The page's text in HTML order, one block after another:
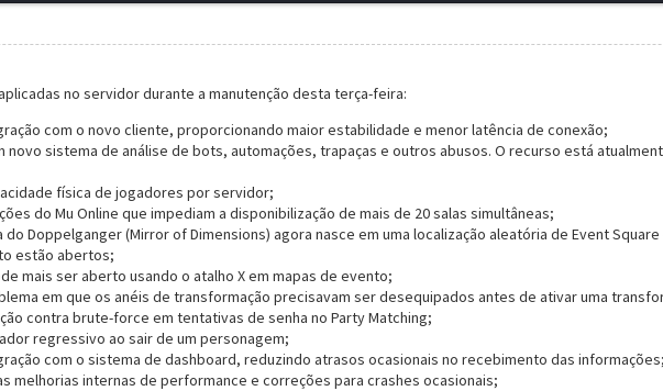
no servidor durante a manutenção desta terça-feira:
com o novo cliente, proporcionando maior estabilidade e menor latência de conexão;
novo sistema de análise de bots, automações, trapaças e outros abusos. O recurso está
física de jogadores por servidor;
do Mu Online que impediam a disponibilização de mais de 20 salas simultâneas;
do Doppelganger (Mirror of Dimensions) agora nasce em uma localização aleatória de Event
estão abertos;
mais ser aberto usando o atalho X em mapas de evento;
em que os anéis de transformação precisavam ser desequipados antes de ativar uma
contra brute-force em tentativas de senha no Party Matching;
regressivo ao sair de um personagem;
com o sistema de dashboard, reduzindo atrasos ocasionais no recebimento das informações;
melhorias internas de performance e correções para crashes ocasionais;